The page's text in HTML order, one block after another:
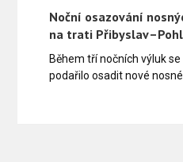
Noční osazování
na trati
Během tří nočních výluk
podařilo osadit nové